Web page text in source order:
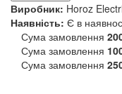
Виробник: Horoz
Наявність: Є в
Сума замовлення
Сума замовлення
Сума замовлення